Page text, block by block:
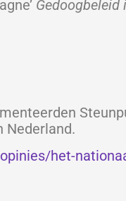
Gedoogbeleid
Nederland.
het-